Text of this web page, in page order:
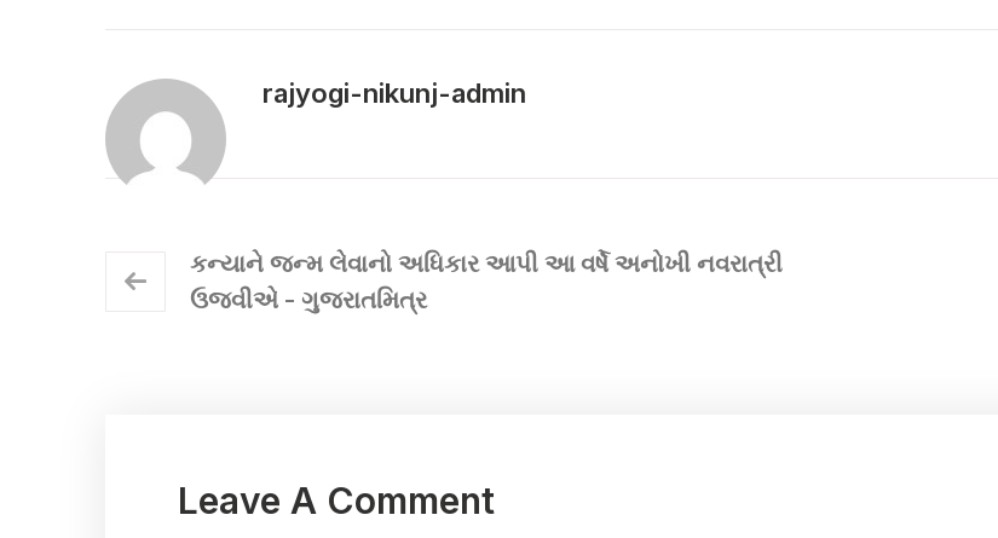
rajyogi-nikunj-admin
કન્યાને જન્મ લેવાનો અધિકાર આપી આ વર્ષે અનોખી નવરાત્રી
ઉજવીએ - ગુજરાતમિત્ર
Leave A Comment